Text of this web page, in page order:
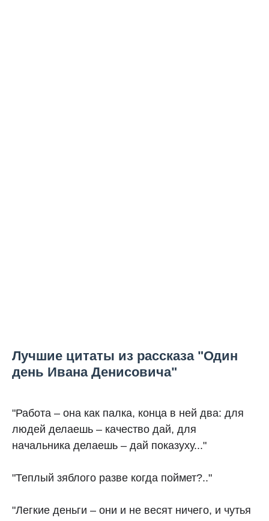
Лучшие цитаты из рассказа "Один
день Ивана Денисовича"
"Работа – она как палка, конца в ней два: для
людей делаешь – качество дай, для
начальника делаешь – дай показуху..."
"Теплый зяблого разве когда поймет?.."
"Легкие деньги – они и не весят ничего, и чутья